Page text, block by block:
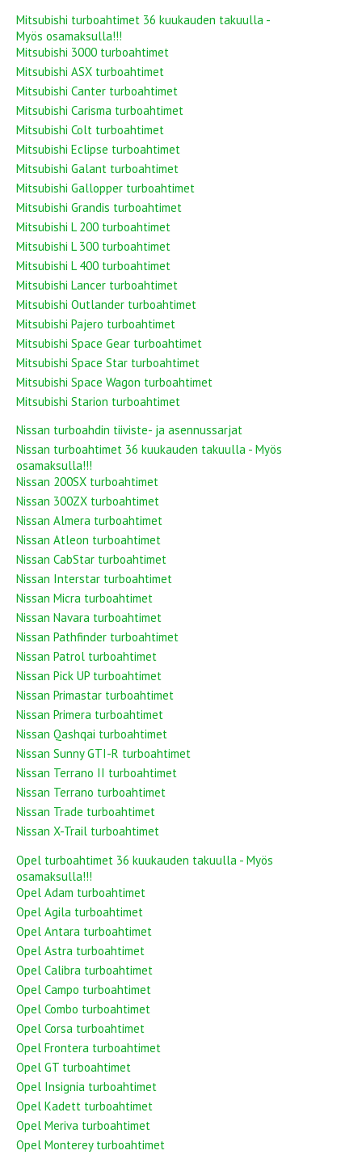
Mitsubishi turboahtimet 36 kuukauden takuulla -
Myös osamaksulla!!!
Mitsubishi 3000 turboahtimet
Mitsubishi ASX turboahtimet
Mitsubishi Canter turboahtimet
Mitsubishi Carisma turboahtimet
Mitsubishi Colt turboahtimet
Mitsubishi Eclipse turboahtimet
Mitsubishi Galant turboahtimet
Mitsubishi Gallopper turboahtimet
Mitsubishi Grandis turboahtimet
Mitsubishi L 200 turboahtimet
Mitsubishi L 300 turboahtimet
Mitsubishi L 400 turboahtimet
Mitsubishi Lancer turboahtimet
Mitsubishi Outlander turboahtimet
Mitsubishi Pajero turboahtimet
Mitsubishi Space Gear turboahtimet
Mitsubishi Space Star turboahtimet
Mitsubishi Space Wagon turboahtimet
Mitsubishi Starion turboahtimet
Nissan turboahdin tiiviste- ja asennussarjat
Nissan turboahtimet 36 kuukauden takuulla - Myös
osamaksulla!!!
Nissan 200SX turboahtimet
Nissan 300ZX turboahtimet
Nissan Almera turboahtimet
Nissan Atleon turboahtimet
Nissan CabStar turboahtimet
Nissan Interstar turboahtimet
Nissan Micra turboahtimet
Nissan Navara turboahtimet
Nissan Pathfinder turboahtimet
Nissan Patrol turboahtimet
Nissan Pick UP turboahtimet
Nissan Primastar turboahtimet
Nissan Primera turboahtimet
Nissan Qashqai turboahtimet
Nissan Sunny GTI-R turboahtimet
Nissan Terrano II turboahtimet
Nissan Terrano turboahtimet
Nissan Trade turboahtimet
Nissan X-Trail turboahtimet
Opel turboahtimet 36 kuukauden takuulla - Myös
osamaksulla!!!
Opel Adam turboahtimet
Opel Agila turboahtimet
Opel Antara turboahtimet
Opel Astra turboahtimet
Opel Calibra turboahtimet
Opel Campo turboahtimet
Opel Combo turboahtimet
Opel Corsa turboahtimet
Opel Frontera turboahtimet
Opel GT turboahtimet
Opel Insignia turboahtimet
Opel Kadett turboahtimet
Opel Meriva turboahtimet
Opel Monterey turboahtimet